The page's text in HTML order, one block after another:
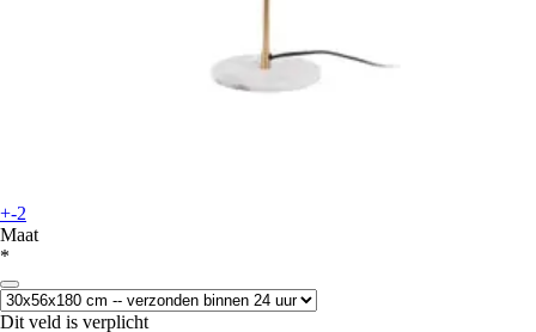
+-2
Maat
*
Dit veld is verplicht